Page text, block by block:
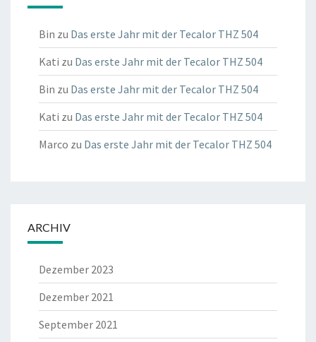
Bin zu Das erste Jahr mit der Tecalor THZ 504
Kati zu Das erste Jahr mit der Tecalor THZ 504
Bin zu Das erste Jahr mit der Tecalor THZ 504
Kati zu Das erste Jahr mit der Tecalor THZ 504
Marco zu Das erste Jahr mit der Tecalor THZ 504
ARCHIV
Dezember 2023
Dezember 2021
September 2021